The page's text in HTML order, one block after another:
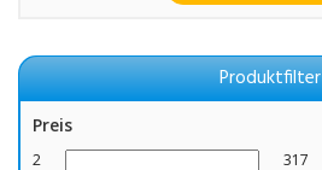
Produktfilter
Preis
2 317